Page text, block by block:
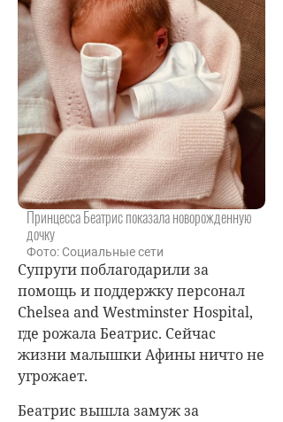
Принцесса Беатрис показала новорожденную
дочку
Фото: Социальные сети
Супруги поблагодарили за
помощь и поддержку персонал
Chelseaand Westminster Hospital,
где рожала Беатрис. Сейчас
жизни малышки Афины ничто не
угрожает.
Беатрис вышла замуж за